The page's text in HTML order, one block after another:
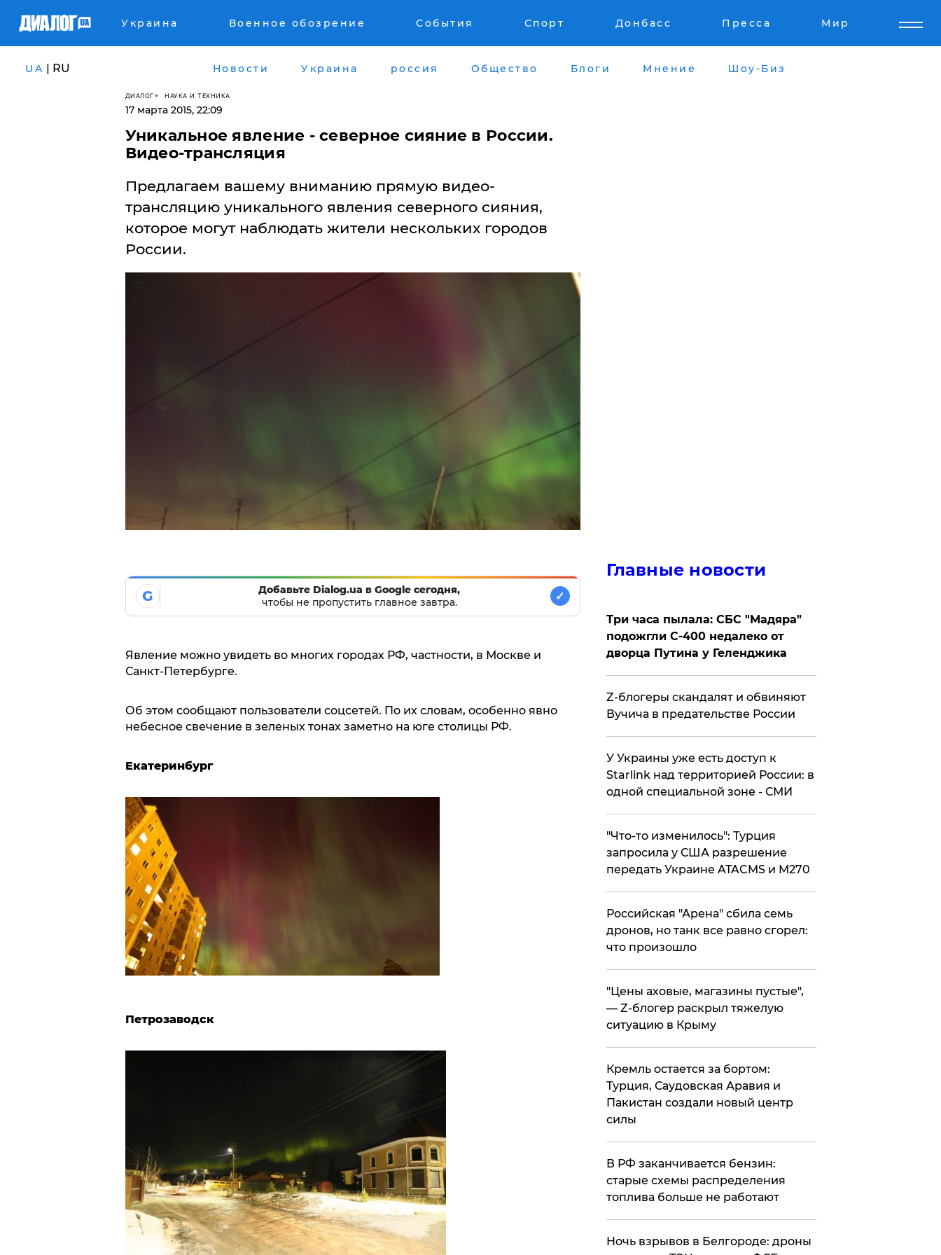
Украина Военное обозрение События Спорт Донбасс Пресса Мир
UA | RU Новости Украина россия Общество Блоги Мнение Шоу-Биз
ДИАЛОГ НАУКА И ТЕХНИКА
17 марта 2015, 22:09
Уникальное явление - северное сияние в России.
Видео-трансляция
Предлагаем вашему вниманию прямую видео-
трансляцию уникального явления северного сияния,
которое могут наблюдать жители нескольких городов
России.
G
Добавьте Dialog.ua в Google сегодня,
чтобы не пропустить главное завтра.
✓
Явление можно увидеть во многих городах РФ, частности, в Москве и
Санкт-Петербурге.
Об этом сообщают пользователи соцсетей. По их словам, особенно явно
небесное свечение в зеленых тонах заметно на юге столицы РФ.
Екатеринбург
Петрозаводск
Главные новости
Три часа пылала: СБС "Мадяра"
подожгли С-400 недалеко от
дворца Путина у Геленджика
Z-блогеры скандалят и обвиняют
Вучича в предательстве России
У Украины уже есть доступ к
Starlink над территорией России: в
одной специальной зоне - СМИ
​"Что-то изменилось": Турция
запросила у США разрешение
передать Украине ATACMS и M270
​Российская "Арена" сбила семь
дронов, но танк все равно сгорел:
что произошло
​"Цены аховые, магазины пустые",
— Z-блогер раскрыл тяжелую
ситуацию в Крыму
​Кремль остается за бортом:
Турция, Саудовская Аравия и
Пакистан создали новый центр
силы
​В РФ заканчивается бензин:
старые схемы распределения
топлива больше не работают
​Ночь взрывов в Белгороде: дроны